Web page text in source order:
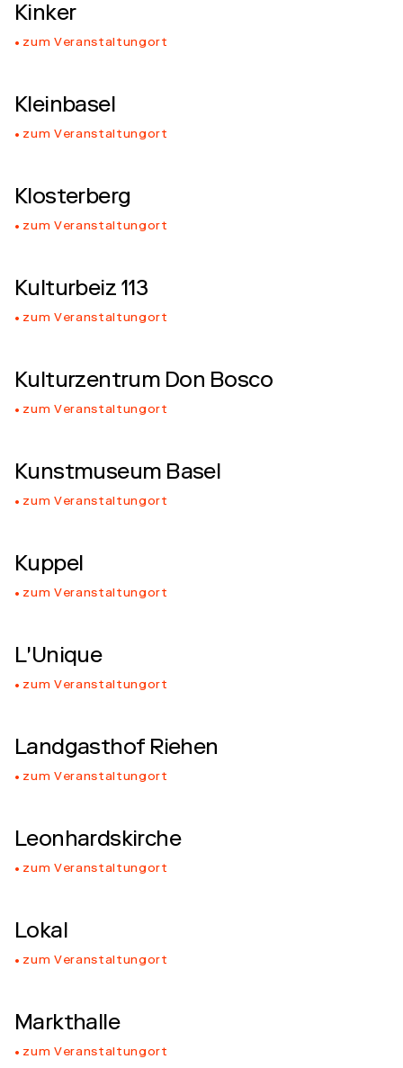
Kinker
zum Veranstaltungort
Kleinbasel
zum Veranstaltungort
Klosterberg
zum Veranstaltungort
Kulturbeiz 113
zum Veranstaltungort
Kulturzentrum Don Bosco
zum Veranstaltungort
Kunstmuseum Basel
zum Veranstaltungort
Kuppel
zum Veranstaltungort
L'Unique
zum Veranstaltungort
Landgasthof Riehen
zum Veranstaltungort
Leonhardskirche
zum Veranstaltungort
Lokal
zum Veranstaltungort
Markthalle
zum Veranstaltungort